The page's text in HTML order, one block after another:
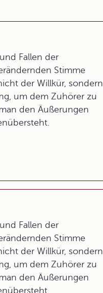
Fallen der
Stimme
der Willkür, sondern
um dem Zuhörer zu
den Äußerungen
Fallen der
Stimme
der Willkür, sondern
um dem Zuhörer zu
den Äußerungen